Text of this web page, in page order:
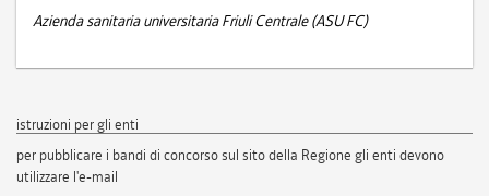
Azienda sanitaria universitaria Friuli Centrale (ASU FC)
istruzioni per gli enti
per pubblicare i bandi di concorso sul sito della Regione gli enti devono
utilizzare l'e-mail